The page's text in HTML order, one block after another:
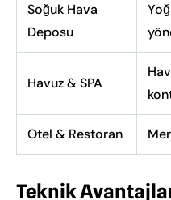
Soğuk Hava
Deposu
Havuz & SPA
Otel & Restoran
Teknik